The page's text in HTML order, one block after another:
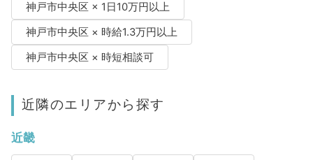
神戸市中央区 × 1日10万円以上
神戸市中央区 × 時給1.3万円以上
神戸市中央区 × 時短相談可
近隣のエリアから探す
近畿